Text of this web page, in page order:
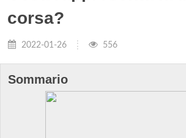
corsa?
2022-01-26 556
Sommario